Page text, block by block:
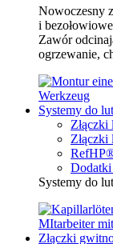
Nowoczesny
i
Zawór
ogrzewanie,
Systemy do
Systemy do
Złączki